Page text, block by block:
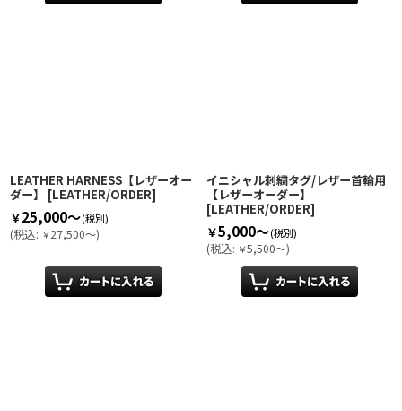
LEATHER HARNESS【レザーオー
ダー】
[LEATHER/ORDER]
￥25,000～(税別)
(税込: ￥27,500～)
イニシャル刺繍タグ/レザー首輪用
【レザーオーダー】
[LEATHER/ORDER]
￥5,000～(税別)
(税込: ￥5,500～)